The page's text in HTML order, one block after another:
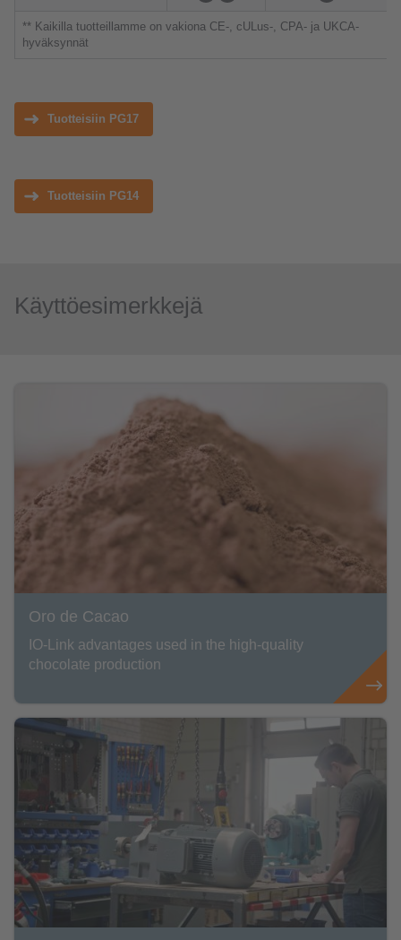
** Kaikilla tuotteillamme on vakiona CE-, cULus-, CPA- ja UKCA-
hyväksynnät
Tuotteisiin PG17
Tuotteisiin PG14
Käyttöesimerkkejä
Oro de Cacao
IO-Link advantages used in the high-quality
chocolate production